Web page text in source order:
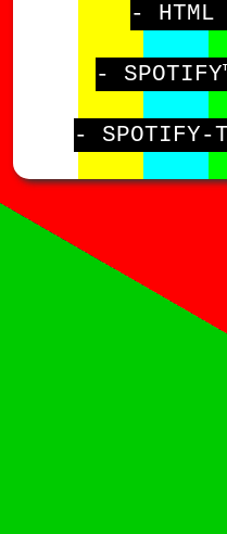
- HTML
-
- SPOTIFY-